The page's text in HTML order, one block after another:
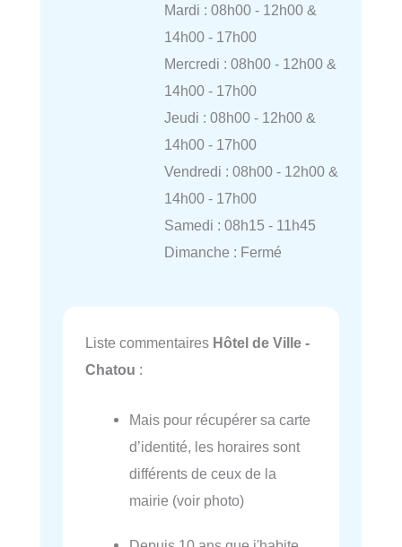
Mardi : 08h00 - 12h00 &
14h00 - 17h00
Mercredi : 08h00 - 12h00 &
14h00 - 17h00
Jeudi : 08h00 - 12h00 &
14h00 - 17h00
Vendredi : 08h00 - 12h00 &
14h00 - 17h00
Samedi : 08h15 - 11h45
Dimanche : Fermé
Liste commentaires Hôtel de Ville -
Chatou :
Mais pour récupérer sa carte
d’identité, les horaires sont
différents de ceux de la
mairie (voir photo)